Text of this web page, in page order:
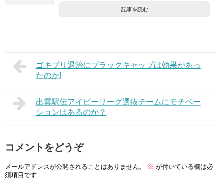
記事を読む
ゴキブリ退治にブラックキャップは効果があっ
たのか!
出雲駅伝アイビーリーグ選抜チームにモチベー
ションはあるのか？
コメントをどうぞ
メールアドレスが公開されることはありません。 ※ が付いている欄は必
須項目です